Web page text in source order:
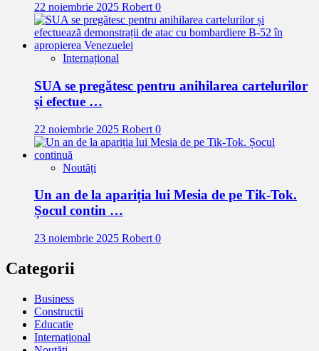
22 noiembrie 2025 Robert 0
Internațional
SUA se pregătesc pentru anihilarea cartelurilor
și efectue …
22 noiembrie 2025 Robert 0
Noutăți
Un an de la apariția lui Mesia de pe Tik-Tok.
Șocul contin …
23 noiembrie 2025 Robert 0
Categorii
Business
Constructii
Educatie
Internațional